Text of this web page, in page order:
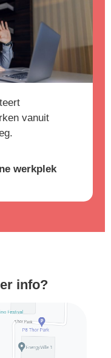
vanuit
werkplek
info?